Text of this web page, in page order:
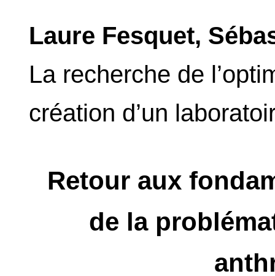
Laure Fesquet,
La recherche de
création d’un
Retour aux
de la